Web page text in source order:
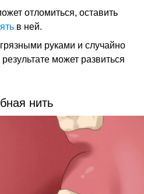
отломиться, оставить
в ней.
грязными руками и случайно
может развиться
нить